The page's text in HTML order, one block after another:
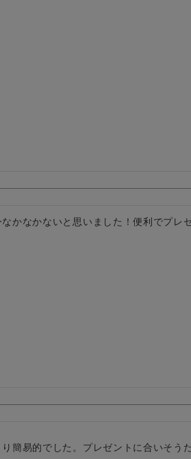
かなかないと思いました！便利でプレ
簡易的でした。プレゼントに合いそう